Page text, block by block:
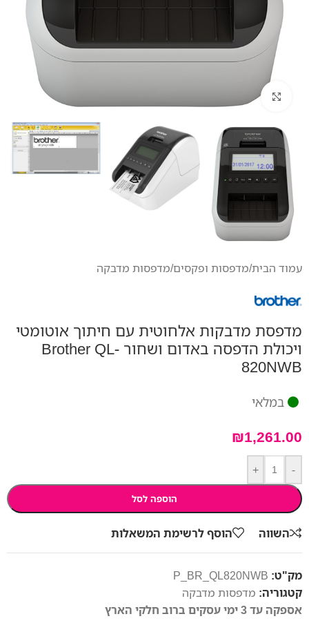
לחץ להגדלה
עמוד הבית/מדפסות ופקסים/מדפסות מדבקה
מדפסת מדבקות אלחוטית עם חיתוך אוטומטי
ויכולת הדפסה באדום ושחור Brother QL-
820NWB
במלאי
₪1,261.00
-
+
הוספה לסל
השווה הוסף לרשימת המשאלות
מק"ט: P_BR_QL820NWB
קטגוריה: מדפסות מדבקה
אספקה עד 3 ימי עסקים ברוב חלקי הארץ